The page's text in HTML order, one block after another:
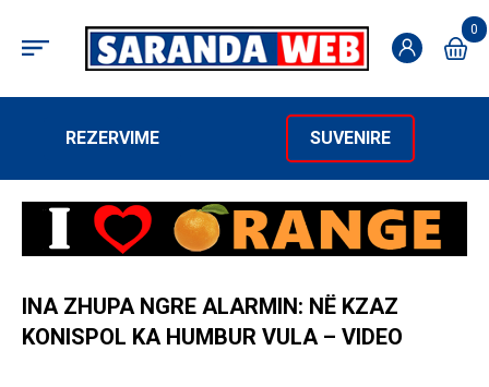
0
REZERVIME SUVENIRE
INA ZHUPA NGRE ALARMIN: NË KZAZ
KONISPOL KA HUMBUR VULA – VIDEO